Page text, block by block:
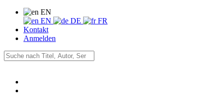
EN
EN
DE
FR
Kontakt
Anmelden